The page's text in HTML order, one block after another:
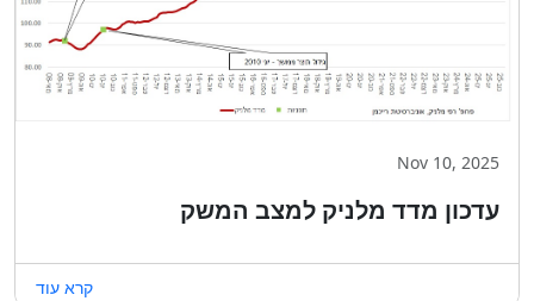
Nov 10, 2025
עדכון מדד מלניק למצב המשק
קרא עוד